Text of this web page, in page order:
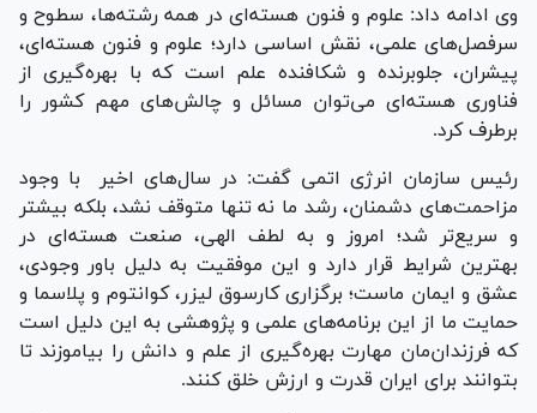
وی ادامه داد: علوم و فنون هسته‌ای در همه رشته‌ها، سطوح و
سرفصل‌های علمی، نقش اساسی دارد؛ علوم و فنون هسته‌ای،
پیشران، جلوبرنده و شکافنده علم است که با بهره‌گیری از
فناوری هسته‌ای می‌توان مسائل و چالش‌های مهم کشور را
برطرف کرد.
رئیس سازمان انرژی اتمی گفت: در سال‌های اخیر با وجود
مزاحمت‌های دشمنان، رشد ما نه تنها متوقف نشد، بلکه بیشتر
و سریع‌تر شد؛ امروز و به لطف الهی، صنعت هسته‌ای در
بهترین شرایط قرار دارد و این موفقیت به دلیل باور وجودی،
عشق و ایمان ماست؛ برگزاری کارسوق لیزر، کوانتوم و پلاسما و
حمایت ما از این برنامه‌های علمی و پژوهشی به این دلیل است
که فرزندان‌مان مهارت بهره‌گیری از علم و دانش را بیاموزند تا
بتوانند برای ایران قدرت و ارزش خلق کنند.